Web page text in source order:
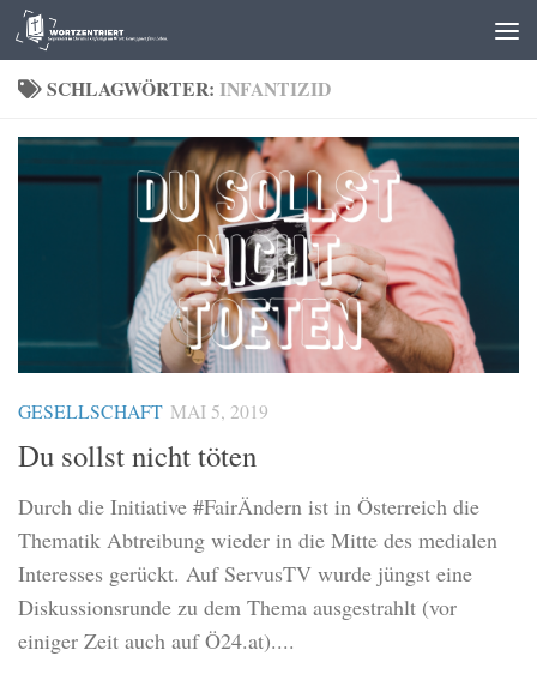
Zum Inhalt springen
SCHLAGWÖRTER: INFANTIZID
GESELLSCHAFT MAI 5, 2019
Du sollst nicht töten
Durch die Initiative #FairÄndern ist in Österreich die
Thematik Abtreibung wieder in die Mitte des medialen
Interesses gerückt. Auf ServusTV wurde jüngst eine
Diskussionsrunde zu dem Thema ausgestrahlt (vor
einiger Zeit auch auf Ö24.at)....